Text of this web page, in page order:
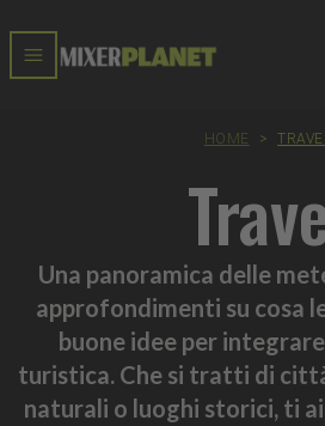
HOME >
Una panoramica delle
approfondimenti su cosa
buone idee per
turistica. Che si tratti di
naturali o luoghi storici, ti